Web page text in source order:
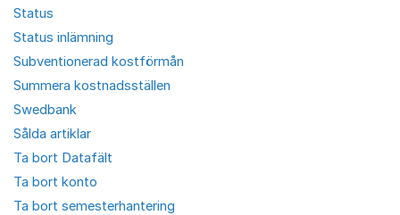
Status
Status inlämning
Subventionerad kostförmån
Summera kostnadsställen
Swedbank
Sålda artiklar
Ta bort Datafält
Ta bort konto
Ta bort semesterhantering